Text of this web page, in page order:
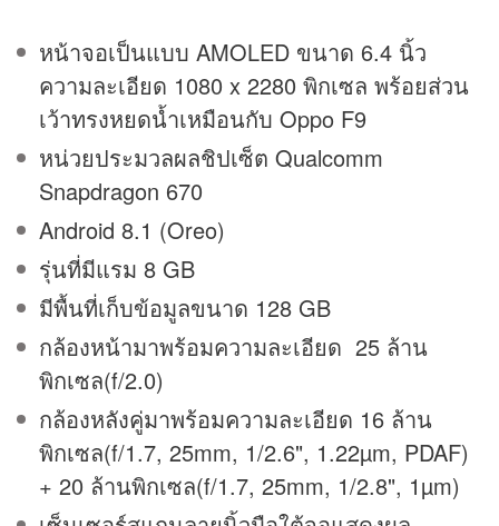
หน้าจอเป็นแบบ AMOLED ขนาด 6.4 นิ้ว
ความละเอียด 1080 x 2280 พิกเซล พร้อยส่วน
เว้าทรงหยดน้ำเหมือนกับ Oppo F9
หน่วยประมวลผลชิปเซ็ต Qualcomm
Snapdragon 670
Android 8.1 (Oreo)
รุ่นที่มีแรม 8 GB
มีพื้นที่เก็บข้อมูลขนาด 128 GB
กล้องหน้ามาพร้อมความละเอียด 25 ล้าน
พิกเซล(f/2.0)
กล้องหลังคู่มาพร้อมความละเอียด 16 ล้าน
พิกเซล(f/1.7, 25mm, 1/2.6", 1.22µm, PDAF)
+ 20 ล้านพิกเซล(f/1.7, 25mm, 1/2.8", 1µm)